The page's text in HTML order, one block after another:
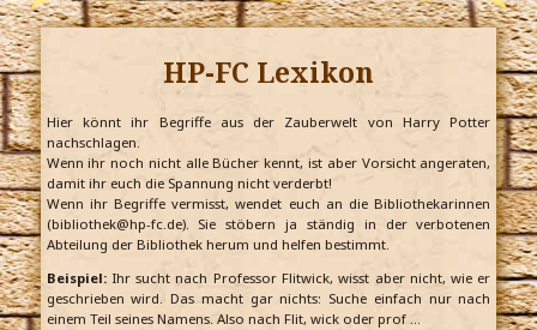
Der HP-FC
Hogwarts
Zauberwelt
Willkommen
Jetzt Fanclub-Mitglied werden!
HP-FC Lexikon
Hier könnt ihr Begriffe aus der Zauberwelt von Harry Potter
nachschlagen.
Wenn ihr noch nicht alle Bücher kennt, ist aber Vorsicht angeraten,
damit ihr euch die Spannung nicht verderbt!
Wenn ihr Begriffe vermisst, wendet euch an die Bibliothekarinnen
(bibliothek@hp-fc.de). Sie stöbern ja ständig in der verbotenen
Abteilung der Bibliothek herum und helfen bestimmt.
Beispiel:Ihr sucht nach Professor Flitwick, wisst aber nicht, wie er
geschrieben wird. Das macht gar nichts: Suche einfach nur nach
einem Teil seines Namens. Also nach Flit, wick oder prof …